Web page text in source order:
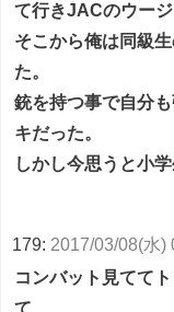
て行きJACのウージ
そこから俺は同級
た。
銃を持つ事で自分
キだった。
しかし今思うと小
179: 2017/03/08(水)
コンバット見てて
て